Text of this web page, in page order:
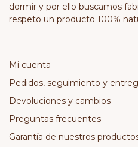
dormir y por ello buscamos
respeto un producto 100%
Mi cuenta
Pedidos, seguimiento y
Devoluciones y cambios
Preguntas frecuentes
Garantía de nuestros